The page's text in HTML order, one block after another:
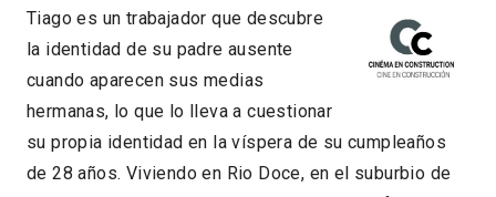
Tiago es un trabajador que descubre
la identidad de su padre ausente
cuando aparecen sus medias
hermanas, lo que lo lleva a cuestionar
su propia identidad en la víspera de su cumpleaños
de 28 años. Viviendo en Rio Doce, en el suburbio de